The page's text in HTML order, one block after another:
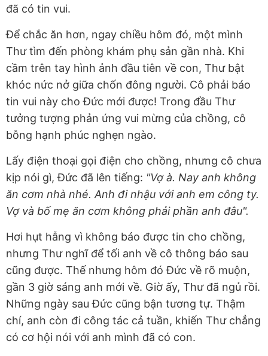
đã có tin vui.
Để chắc ăn hơn, ngay chiều hôm đó, một mình
Thư tìm đến phòng khám phụ sản gần nhà. Khi
cầm trên tay hình ảnh đầu tiên về con, Thư bật
khóc nức nở giữa chốn đông người. Cô phải báo
tin vui này cho Đức mới được! Trong đầu Thư
tưởng tượng phản ứng vui mừng của chồng, cô
bỗng hạnh phúc nghẹn ngào.
Lấy điện thoại gọi điện cho chồng, nhưng cô chưa
kịp nói gì, Đức đã lên tiếng: "Vợ à. Nay anh không
ăn cơm nhà nhé. Anh đi nhậu với anh em công ty.
Vợ và bố mẹ ăn cơm không phải phần anh đâu".
Hơi hụt hẫng vì không báo được tin cho chồng,
nhưng Thư nghĩ để tối anh về cô thông báo sau
cũng được. Thế nhưng hôm đó Đức về rõ muộn,
gần 3 giờ sáng anh mới về. Giờ ấy, Thư đã ngủ rồi.
Những ngày sau Đức cũng bận tương tự. Thậm
chí, anh còn đi công tác cả tuần, khiến Thư chẳng
có cơ hội nói với anh mình đã có con.